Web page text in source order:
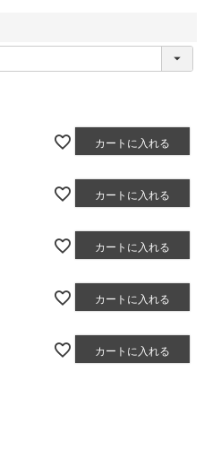
カートに入れる
カートに入れる
カートに入れる
カートに入れる
カートに入れる